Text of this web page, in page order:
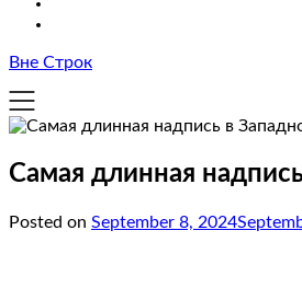
Вне Строк
Самая длинная
Posted on September 8, 2024